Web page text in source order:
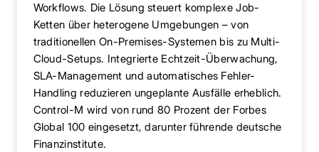
Workflows. Die Lösung steuert komplexe Job-
Ketten über heterogene Umgebungen – von
traditionellen On-Premises-Systemen bis zu Multi-
Cloud-Setups. Integrierte Echtzeit-Überwachung,
SLA-Management und automatisches Fehler-
Handling reduzieren ungeplante Ausfälle erheblich.
Control-M wird von rund 80 Prozent der Forbes
Global 100 eingesetzt, darunter führende deutsche
Finanzinstitute.